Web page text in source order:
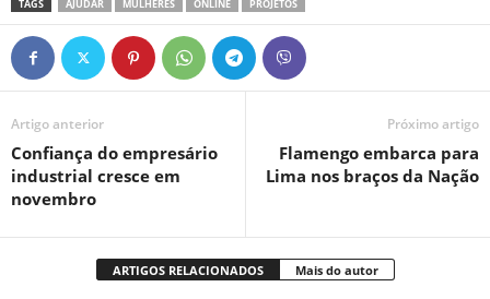
TAGS AJUDAR MULHERES ONLINE PROJETOS
Artigo anterior
Confiança do empresário
industrial cresce em
novembro
Próximo artigo
Flamengo embarca para
Lima nos braços da Nação
ARTIGOS RELACIONADOS Mais do autor